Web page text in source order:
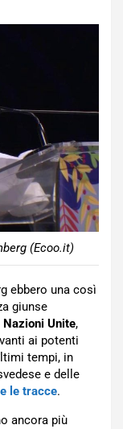
(Ecoo.it)
ebbero una così
giunse
Nazioni Unite,
ai potenti
tempi, in
e delle
le tracce.
ancora più